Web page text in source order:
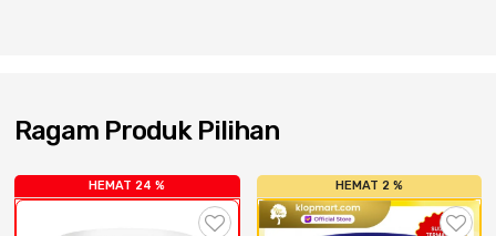
Ragam Produk Pilihan
HEMAT 24 % HEMAT 2 %